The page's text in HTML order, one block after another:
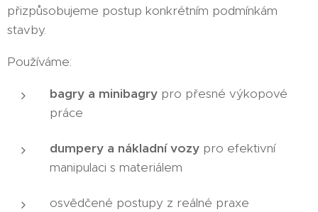
přizpůsobujeme postup konkrétním podmínkám
stavby.
Používáme:
bagry a minibagry pro přesné výkopové
práce
dumpery a nákladní vozy pro efektivní
manipulaci s materiálem
osvědčené postupy z reálné praxe